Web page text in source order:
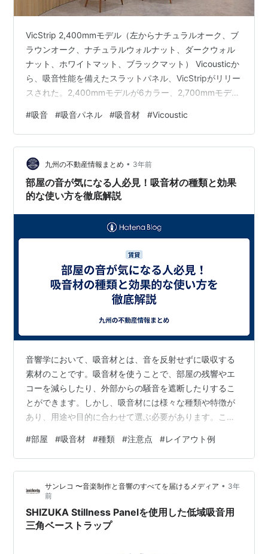
VicStrip 2,400mmモデル（左からナチュラルオーク、ブ
ラウンオーク、ナチュラルウォルナット、ダークウォル
ナット、ホワイトマット、ブラックマット） Vicousticか
ら、吸音性能を備えたスラットパネル、VicStripがリリー
スされた。2,400mmモデルが6カラー、2,700mmモデル
（左からナチュラルオーク、ブラウンオーク、ナチュラ
ルウォルナット、ダークウォルナット） VicStrioは、高
圧メラミン化粧板と、再生ペットボトルを主原料とする
サステナブル素材VicPET Woolを組み合わせることで、軽
量かつ美しい…
#吸音 #吸音パネル #吸音材 #Vicoustic
九州の不動産情報まとめ • 3年前
部屋の音が気になる人必見！吸音材の種類と効果
的な使い方を徹底解説
音響学において、吸音材とは、音を反射せずに吸収する
素材のことです。吸音材を使うことで、部屋の残響やエ
コーを減らしたり、外部からの騒音を遮断したりするこ
とができます。しかし、吸音材には様々な種類や特徴が
あり、用途や目的に合わせて選ぶ必要があります。この
吸音材について、それぞれのメリットやデメリットを解
説します。 吸音材の種類と特徴 吸音材には大きく分けて
2種類あります。一つは多孔質吸音材で、もう一つは共鳴
型吸音材です。 多孔質吸音材 多孔質吸音材とは、表面に
多数の小さな穴がある素材のことです。この穴に入った
空気が振動することで、音エネルギーが熱…
#部屋 #吸音材 #種類 #注意点 #レイアウト例
サンレコ 〜音楽制作と音響のすべてを届けるメディア • 3年
前
SHIZUKA Stillness Panelを使用した低域吸音用
三角ベーストラップ